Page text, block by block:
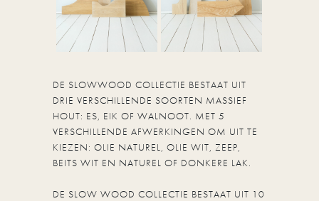
DE SLOWWOOD COLLECTIE BESTAAT UIT
DRIE VERSCHILLENDE SOORTEN MASSIEF
HOUT: ES, EIK OF WALNOOT. MET 5
VERSCHILLENDE AFWERKINGEN OM UIT TE
KIEZEN: OLIE NATUREL, OLIE WIT, ZEEP,
BEITS WIT EN NATUREL OF DONKERE LAK.
DE SLOW WOOD COLLECTIE BESTAAT UIT 10